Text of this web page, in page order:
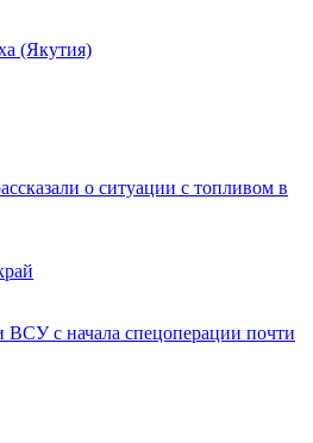
(Якутия)
о ситуации с топливом в
ВСУ с начала спецоперации почти